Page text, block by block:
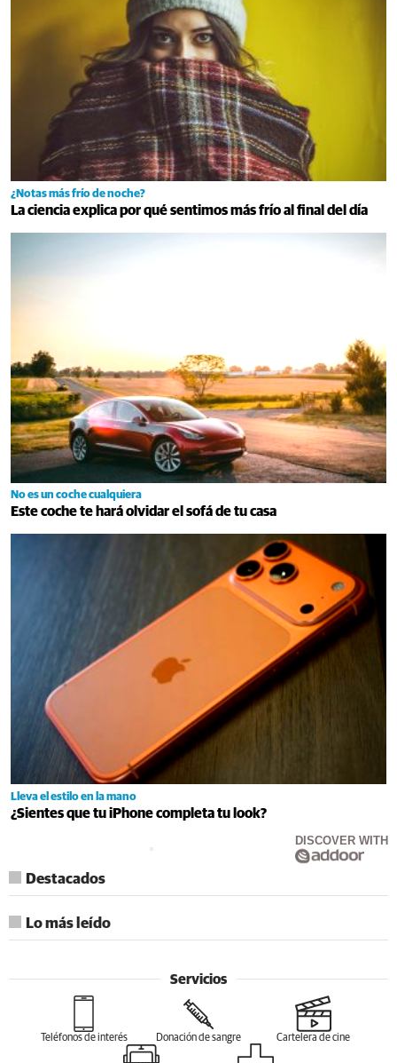
¿Notas más frío de noche?
La ciencia explica por qué sentimos más frío al final del día
No es un coche cualquiera
Este coche te hará olvidar el sofá de tu casa
Lleva el estilo en la mano
¿Sientes que tu iPhone completa tu look?
DISCOVER WITH
Destacados
Lo más leído
Servicios
Teléfonos de interés Donación de sangre Cartelera de cine